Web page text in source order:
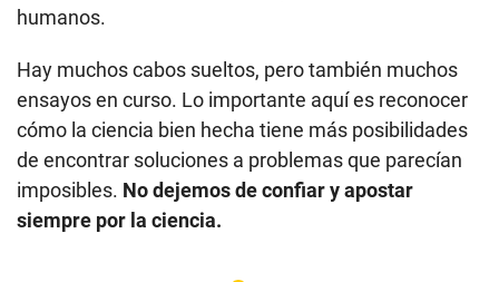
humanos.
Hay muchos cabos sueltos, pero también muchos
ensayos en curso. Lo importante aquí es reconocer
cómo la ciencia bien hecha tiene más posibilidades
de encontrar soluciones a problemas que parecían
imposibles. No dejemos de confiar y apostar
siempre por la ciencia.